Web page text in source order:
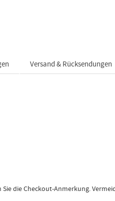
Versand & Rücksendungen
die Checkout-Anmerkung.